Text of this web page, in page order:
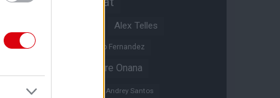
Alex Telles
Altay Bayindir Alvaro Fernandez
Andre Onana
Andreas Pereira
Andrey Santos